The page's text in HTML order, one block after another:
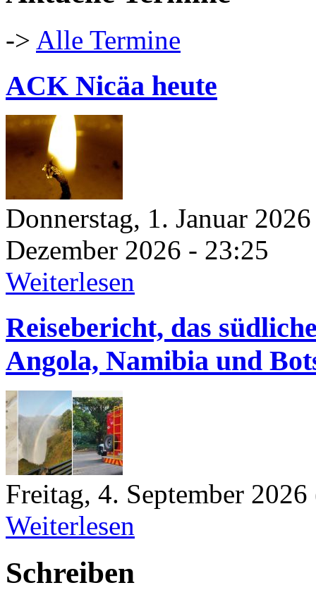
-> Alle Termine
ACK Nicäa heute
Donnerstag, 1. Januar
Dezember 2026 - 23:25
Weiterlesen
Reisebericht, das
Angola, Namibia und
Freitag, 4. September 2026
Weiterlesen
Schreiben